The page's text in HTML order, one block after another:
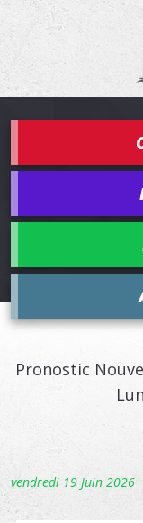
Pronostic
vendredi 19 Juin 2026